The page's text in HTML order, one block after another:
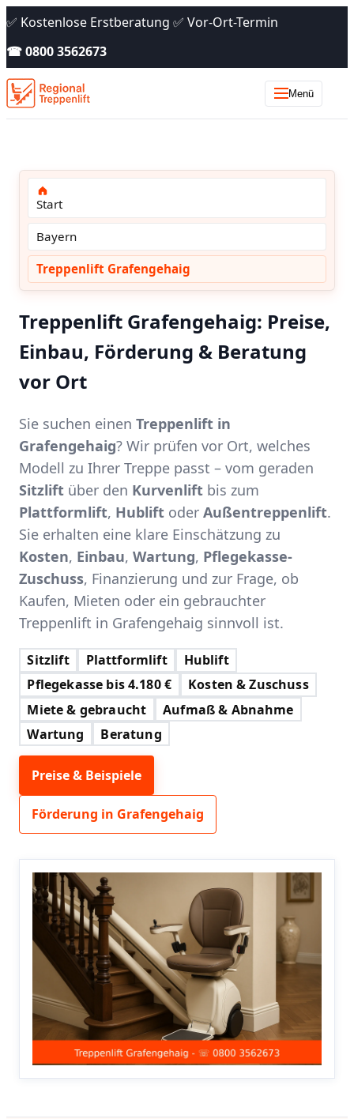
✅ Kostenlose Erstberatung ✅ Vor-Ort-Termin
☎ 0800 3562673
Menü
Start
Bayern
Treppenlift Grafengehaig
Treppenlift Grafengehaig: Preise,
Einbau, Förderung & Beratung
vor Ort
Sie suchen einen Treppenlift in
Grafengehaig? Wir prüfen vor Ort, welches
Modell zu Ihrer Treppe passt – vom geraden
Sitzlift über den Kurvenlift bis zum
Plattformlift, Hublift oder Außentreppenlift.
Sie erhalten eine klare Einschätzung zu
Kosten, Einbau, Wartung, Pflegekasse-
Zuschuss, Finanzierung und zur Frage, ob
Kaufen, Mieten oder ein gebrauchter
Treppenlift in Grafengehaig sinnvoll ist.
Sitzlift Plattformlift
Hublift
Pflegekasse bis 4.180 €
Kosten & Zuschuss
Miete & gebraucht
Aufmaß & Abnahme
Wartung
Beratung
Preise & Beispiele
Förderung in Grafengehaig